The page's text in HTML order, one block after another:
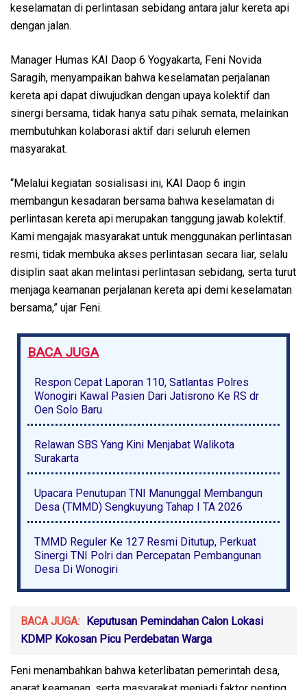
keselamatan di perlintasan sebidang antara jalur kereta api
dengan jalan.
Manager Humas KAI Daop 6 Yogyakarta, Feni Novida
Saragih, menyampaikan bahwa keselamatan perjalanan
kereta api dapat diwujudkan dengan upaya kolektif dan
sinergi bersama, tidak hanya satu pihak semata, melainkan
membutuhkan kolaborasi aktif dari seluruh elemen
masyarakat.
“Melalui kegiatan sosialisasi ini, KAI Daop 6 ingin
membangun kesadaran bersama bahwa keselamatan di
perlintasan kereta api merupakan tanggung jawab kolektif.
Kami mengajak masyarakat untuk menggunakan perlintasan
resmi, tidak membuka akses perlintasan secara liar, selalu
disiplin saat akan melintasi perlintasan sebidang, serta turut
menjaga keamanan perjalanan kereta api demi keselamatan
bersama,” ujar Feni.
BACA JUGA
Respon Cepat Laporan 110, Satlantas Polres
Wonogiri Kawal Pasien Dari Jatisrono Ke RS dr
Oen Solo Baru
Relawan SBS Yang Kini Menjabat Walikota
Surakarta
Upacara Penutupan TNI Manunggal Membangun
Desa (TMMD) Sengkuyung Tahap I TA 2026
TMMD Reguler Ke 127 Resmi Ditutup, Perkuat
Sinergi TNI Polri dan Percepatan Pembangunan
Desa Di Wonogiri
BACA JUGA: Keputusan Pemindahan Calon Lokasi
KDMP Kokosan Picu Perdebatan Warga
Feni menambahkan bahwa keterlibatan pemerintah desa,